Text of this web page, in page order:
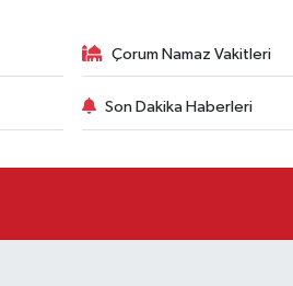
Çorum Namaz Vakitleri
Son Dakika Haberleri